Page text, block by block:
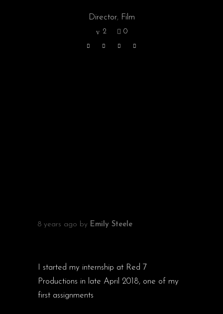
Director, Film
2 0
8 years ago by Emily Steele
I started my internship at Red 7
Productions in late April 2018, one of my
first assignments